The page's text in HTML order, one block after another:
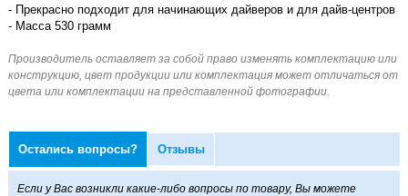
- Прекрасно подходит для начинающих дайверов и для дайв-центров
- Масса 530 грамм
Остались вопросы? Отзывы
Если у Вас возникли какие-либо вопросы по товару, Вы можете